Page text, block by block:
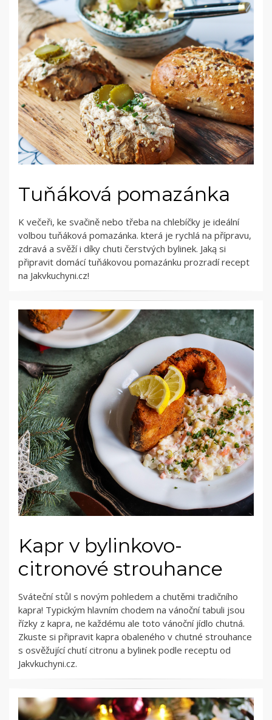
Tuňáková pomazánka
K večeři, ke svačině nebo třeba na chlebíčky je ideální
volbou tuňáková pomazánka. která je rychlá na přípravu,
zdravá a svěží i díky chuti čerstvých bylinek. Jaką si
připravit domácí tuňákovou pomazánku prozradí recept
na Jakvkuchyni.cz!
Kapr v bylinkovo-
citronové strouhance
Sváteční stůl s novým pohledem a chutěmi tradičního
kapra! Typickým hlavním chodem na vánoční tabuli jsou
řízky z kapra, ne každému ale toto vánoční jídlo chutná.
Zkuste si připravit kapra obaleného v chutné strouhance
s osvěžující chutí citronu a bylinek podle receptu od
Jakvkuchyni.cz.